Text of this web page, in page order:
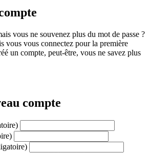
vous ne souvenez plus du mot de passe ?
vous vous connectez pour la première
un compte, peut-être, vous ne savez plus
compte